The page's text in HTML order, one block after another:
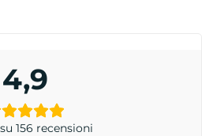
4,9
156 recensioni